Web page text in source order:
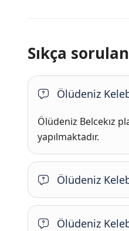
Sıkça
Ölüdeniz
Ölüdeniz Belcekız
yapılmaktadır.
Ölüdeniz
Ölüdeniz